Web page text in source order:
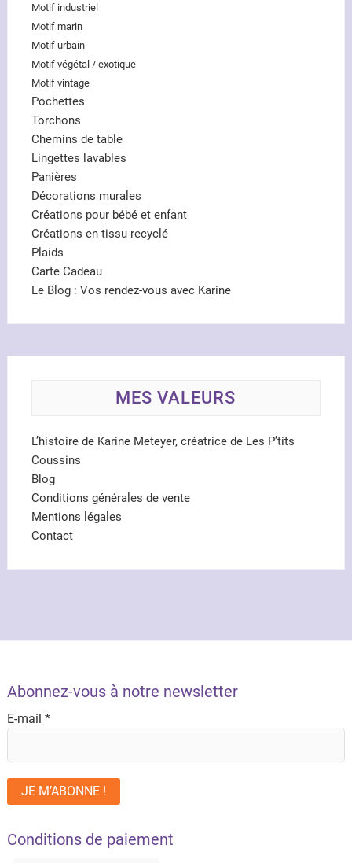
Motif industriel
Motif marin
Motif urbain
Motif végétal / exotique
Motif vintage
Pochettes
Torchons
Chemins de table
Lingettes lavables
Panières
Décorations murales
Créations pour bébé et enfant
Créations en tissu recyclé
Plaids
Carte Cadeau
Le Blog : Vos rendez-vous avec Karine
MES VALEURS
L’histoire de Karine Meteyer, créatrice de Les P’tits
Coussins
Blog
Conditions générales de vente
Mentions légales
Contact
Abonnez-vous à notre newsletter
E-mail *
Conditions de paiement